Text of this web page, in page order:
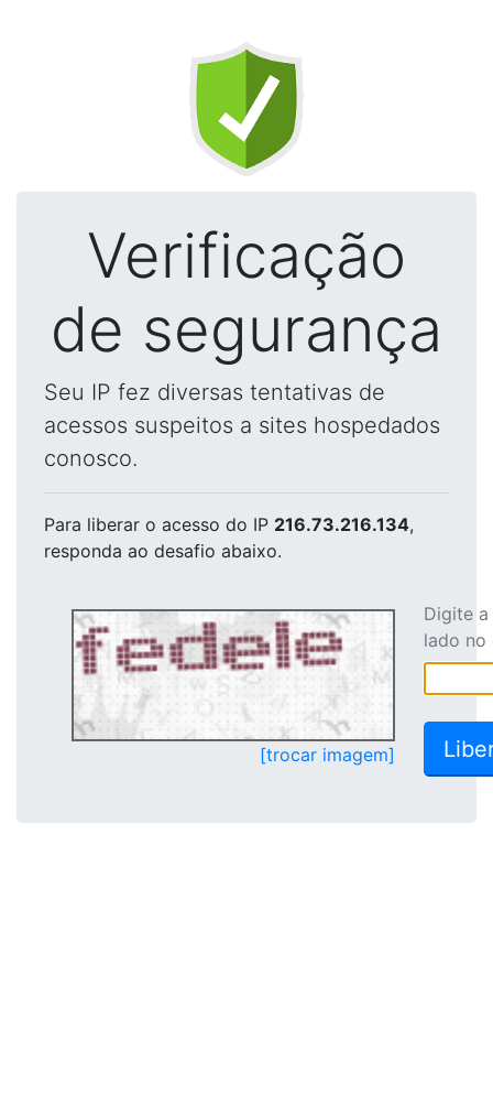
Verificação
de segurança
Seu IP fez diversas tentativas de
acessos suspeitos a sites hospedados
conosco.
Para liberar o acesso do IP 216.73.216.134,
responda ao desafio abaixo.
[trocar imagem]
Digite
lado no